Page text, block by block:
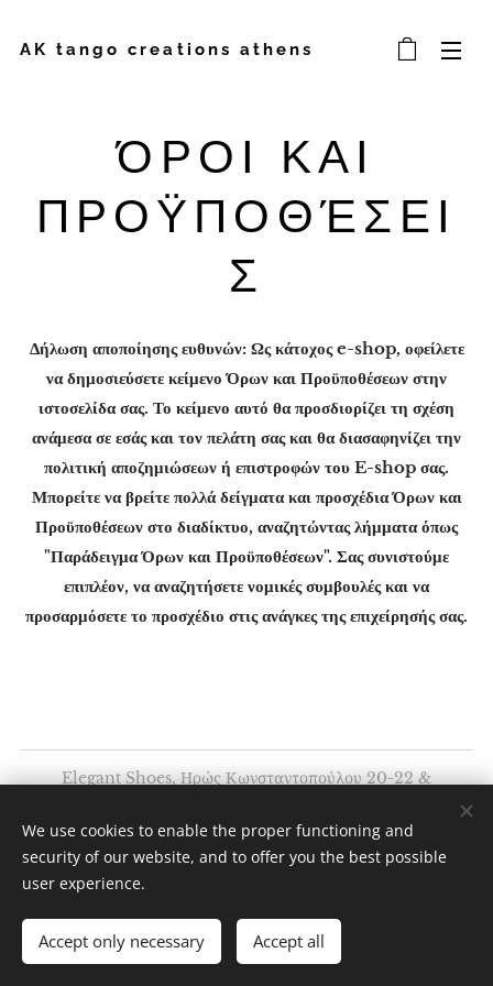
AK tango creations athens
ΌΡΟΙ ΚΑΙ
ΠΡΟΫΠΟΘΈΣΕΙ
Σ
Δήλωση αποποίησης ευθυνών: Ως κάτοχος e-shop, οφείλετε
να δημοσιεύσετε κείμενο Όρων και Προϋποθέσεων στην
ιστοσελίδα σας. Το κείμενο αυτό θα προσδιορίζει τη σχέση
ανάμεσα σε εσάς και τον πελάτη σας και θα διασαφηνίζει την
πολιτική αποζημιώσεων ή επιστροφών του E-shop σας.
Μπορείτε να βρείτε πολλά δείγματα και προσχέδια Όρων και
Προϋποθέσεων στο διαδίκτυο, αναζητώντας λήμματα όπως
"Παράδειγμα Όρων και Προϋποθέσεων". Σας συνιστούμε
επιπλέον, να αναζητήσετε νομικές συμβουλές και να
προσαρμόσετε το προσχέδιο στις ανάγκες της επιχείρησής σας.
Elegant Shoes, Ηρώς Κωνσταντοπούλου 20-22 &
Διατηρούνται όλα τα δικαιώματα 2020
Υλοποιήθηκε από τη
Webnode Cookies
Languages
Ελληνικά
English
We use cookies to enable the proper functioning and
security of our website, and to offer you the best possible
user experience.
Accept only necessary Accept all